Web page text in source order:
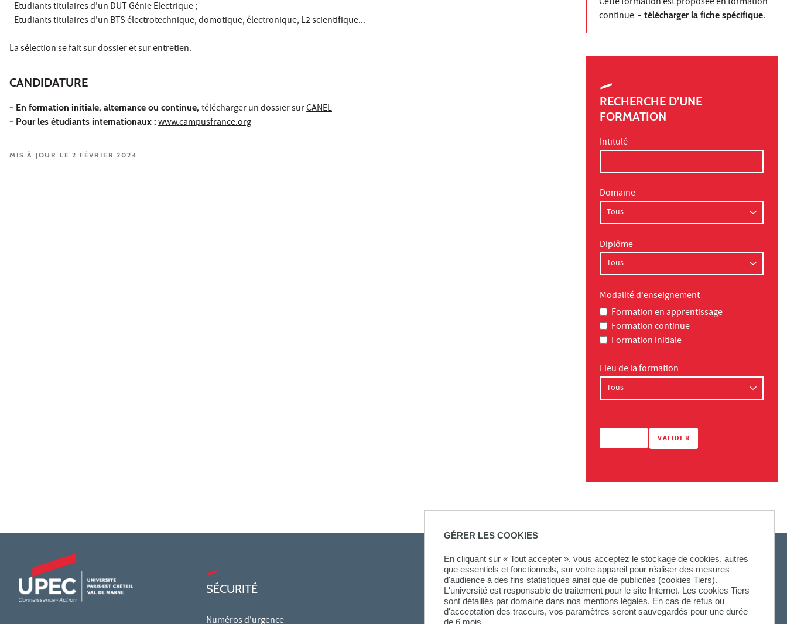
GÉRER LES COOKIES
En cliquant sur « Tout accepter », vous acceptez le stockage de cookies, autres
que essentiels et fonctionnels, sur votre appareil pour réaliser des mesures
d'audience à des fins statistiques ainsi que de publicités (cookies Tiers).
L'université est responsable de traitement pour le site Internet. Les cookies Tiers
sont détaillés par domaine dans nos mentions légales. En cas de refus ou
d'acceptation des traceurs, vos paramètres seront sauvegardés pour une durée
de 6 mois.
- Etudiants titulaires d'un DUT Génie Electrique ;
- Etudiants titulaires d'un BTS électrotechnique, domotique, électronique, L2 scientifique...
La sélection se fait sur dossier et sur entretien.
CANDIDATURE
- En formation initiale, alternance ou continue, télécharger un dossier surCANEL
- Pour les étudiants internationaux : www.campusfrance.org
MIS À JOUR LE 2 FÉVRIER 2024
continue - télécharger la fiche spécifique.
RECHERCHE D'UNE
FORMATION
Intitulé
Domaine
Diplôme
Modalité d'enseignement
Formation en apprentissage
Formation continue
Formation initiale
Lieu de la formation
SÉCURITÉ
Numéros d'urgence
SUIVEZ-NOUS